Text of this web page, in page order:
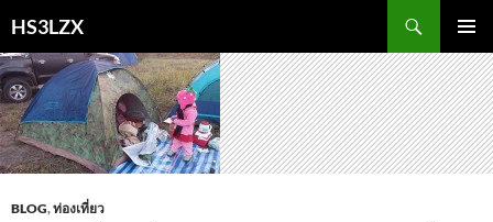
to
content
HS3LZX
MENU
BLOG,ท่องเที่ยว